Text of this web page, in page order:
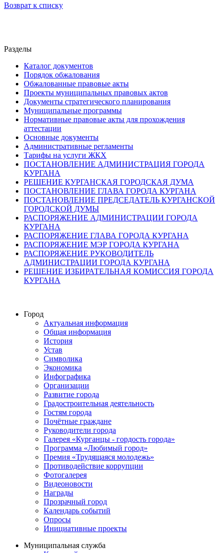
Возврат к списку
Разделы
Каталог документов
Порядок обжалования
Обжалованные правовые акты
Проекты муниципальных правовых актов
Документы стратегического планирования
Муниципальные программы
Нормативные правовые акты для прохождения
аттестации
Основные документы
Административные регламенты
Тарифы на услуги ЖКХ
ПОСТАНОВЛЕНИЕ АДМИНИСТРАЦИЯ ГОРОДА
КУРГАНА
РЕШЕНИЕ КУРГАНСКАЯ ГОРОДСКАЯ ДУМА
ПОСТАНОВЛЕНИЕ ГЛАВА ГОРОДА КУРГАНА
ПОСТАНОВЛЕНИЕ ПРЕДСЕДАТЕЛЬ КУРГАНСКОЙ
ГОРОДСКОЙ ДУМЫ
РАСПОРЯЖЕНИЕ АДМИНИСТРАЦИИ ГОРОДА
КУРГАНА
РАСПОРЯЖЕНИЕ ГЛАВА ГОРОДА КУРГАНА
РАСПОРЯЖЕНИЕ МЭР ГОРОДА КУРГАНА
РАСПОРЯЖЕНИЕ РУКОВОДИТЕЛЬ
АДМИНИСТРАЦИИ ГОРОДА КУРГАНА
РЕШЕНИЕ ИЗБИРАТЕЛЬНАЯ КОМИССИЯ ГОРОДА
КУРГАНА
Город
Актуальная информация
Общая информация
История
Устав
Символика
Экономика
Инфографика
Организации
Развитие города
Градостроительная деятельность
Гостям города
Почётные граждане
Руководители города
Галерея «Курганцы - гордость города»
Программа «Любимый город»
Премия «Трудящаяся молодежь»
Противодействие коррупции
Фотогалерея
Видеоновости
Награды
Прозрачный город
Календарь событий
Опросы
Инициативные проекты
Муниципальная служба